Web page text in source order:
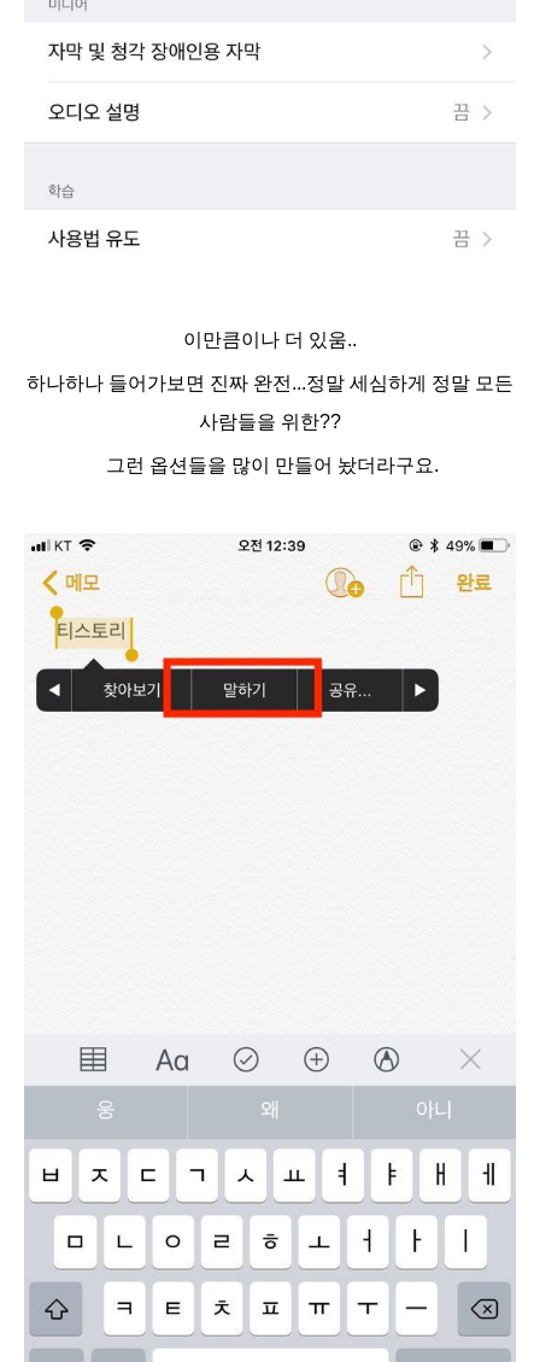
이만큼이나 더 있움..
하나하나 들어가보면 진짜 완전...정말 세심하게 정말 모든
사람들을 위한??
그런 옵션들을 많이 만들어 놨더라구요.